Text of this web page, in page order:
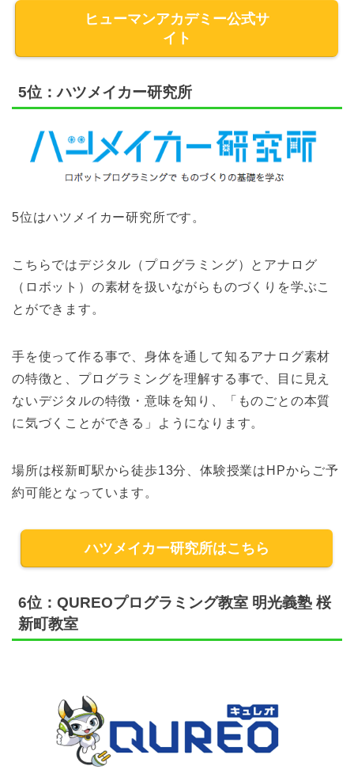
ヒューマンアカデミー公式サ
イト
5位：ハツメイカー研究所
5位はハツメイカー研究所です。
こちらではデジタル（プログラミング）とアナログ
（ロボット）の素材を扱いながらものづくりを学ぶこ
とができます。
手を使って作る事で、身体を通して知るアナログ素材
の特徴と、プログラミングを理解する事で、目に見え
ないデジタルの特徴・意味を知り、「ものごとの本質
に気づくことができる」ようになります。
場所は桜新町駅から徒歩13分、体験授業はHPからご予
約可能となっています。
ハツメイカー研究所はこちら
6位：QUREOプログラミング教室 明光義塾 桜
新町教室